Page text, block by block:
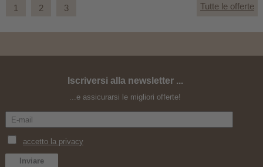
Un passo dal cielo
1 2 3 Tutte le offerte
Iscriversi alla newsletter ...
...e assicurarsi le migliori offerte!